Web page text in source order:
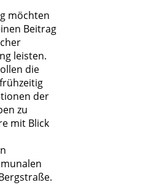
möchten
Beitrag
leisten.
die
der
zu
mit Blick